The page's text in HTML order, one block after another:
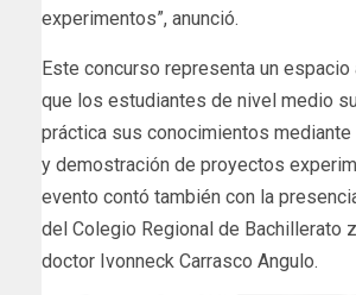
experimentos”, anunció.
Este concurso representa un
que los estudiantes de nivel medio
práctica sus conocimientos mediante
y demostración de proyectos
evento contó también con la
del Colegio Regional de Bachillerato
doctor Ivonneck Carrasco Angulo.